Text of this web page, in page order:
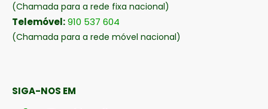
(Chamada para a rede fixa nacional)
Telemóvel:910 537 604
(Chamada para a rede móvel nacional)
SIGA-NOS EM